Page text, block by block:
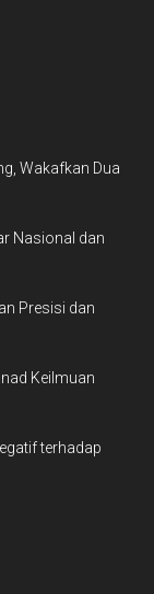
Wakafkan Dua
Nasional dan
Presisi dan
Keilmuan
terhadap